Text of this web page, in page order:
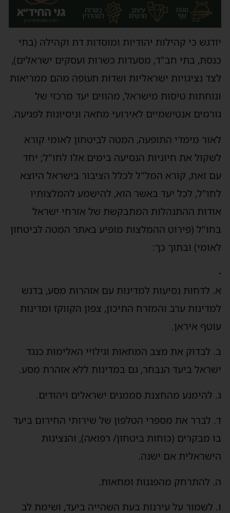
יודגש כי קהילות יהודיות ומוסדות דת וקהילה (בתי
כנסת, בתי חב"ד, מסעדות כשרות ועסקים ישראלים),
לצד נציגויות ישראליות ושדות תעופה מהם ממריאות
ונוחתות טיסות מישראל, מהווים יעד מרכזי של
גורמים אנטישמיים לאירועי מחאה וניסיונות לפגיעה.
לאור מימדי התופעה, המטה לביטחון לאומי קורא
לשקול את חיוניות הנסיעה בימים אלו לחו"ל; יחד
עם זאת, קורא המל"ל לכלל הציבור בישראל היוצא
לחו"ל, לכל יעד באשר הוא, להישמע להמלצותיו
אודות ההתנהלות המתבקשת של אזרחי ישראל
בחו"ל (פירוט ההמלצות מופיע באתר המטה לביטחון
לאומי) ובתוך כך:
-
א. לדחות נסיעות למדינות עם אזהרות מסע, בדגש
למדינות ערב והמזרח התיכון, צפון הקווקז ומדינות
עוטף איראן.
ב. לבדוק את מצב המחאות וגילויי האלימות כנגד
ישראל ביעד הנבחר, גם במדינות ללא אזהרת מסע.
ג. להימנע מהחצנת סממנים ישראלים ויהודים.
ד. לברר את מספרי הטלפון של שירותי החירום ביעד
בו מבקרים (כוחות ביטחון/ רפואה), והנציגות
הישראלית אם ישנה.
ה. להתרחק מהפגנות ומחאות.
ו. לשמור על עירנות בעת השהייה ביעד, ושימת לב